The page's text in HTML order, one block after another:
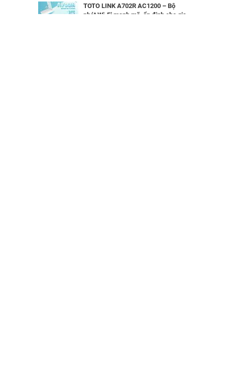
425,000
hệ...
TOTO LINK A702R AC1200 – Bộ
phát Wi-Fi mạnh mẽ, ổn định cho gia